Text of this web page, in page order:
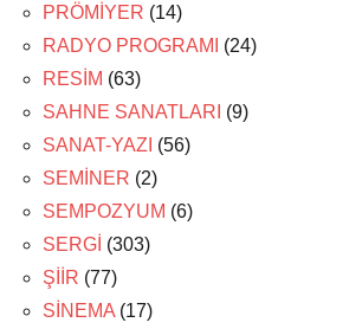
PRÖMİYER (14)
RADYO PROGRAMI
(24)
RESİM (63)
SAHNE SANATLARI (9)
SANAT-YAZI (56)
SEMİNER (2)
SEMPOZYUM (6)
SERGİ (303)
ŞİİR (77)
SİNEMA (17)